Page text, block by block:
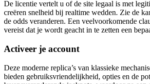
De licentie vertelt u of de site legaal is met
creëren snelheid bij realtime wedden. Zie de
de odds veranderen. Een veelvoorkomende
vereist dat je wordt geacht in te zetten een
Activeer je account
Deze moderne replica’s van klassieke
bieden gebruiksvriendelijkheid, opties en de